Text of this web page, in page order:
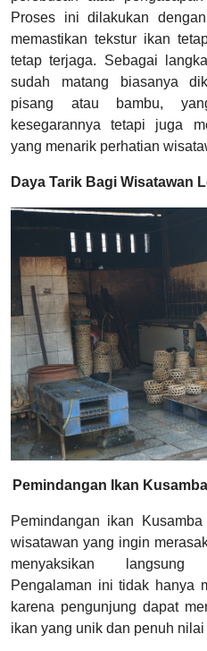
Proses ini dilakukan
memastikan tekstur ikan
tetap terjaga. Sebagai
sudah matang biasanya
pisang atau bambu,
kesegarannya tetapi juga
yang menarik perhatian
Daya Tarik Bagi Wisatawan
Pemindangan Ikan
Pemindangan ikan
wisatawan yang ingin
menyaksikan langsung
Pengalaman ini tidak hanya
karena pengunjung dapat
ikan yang unik dan penuh nilai